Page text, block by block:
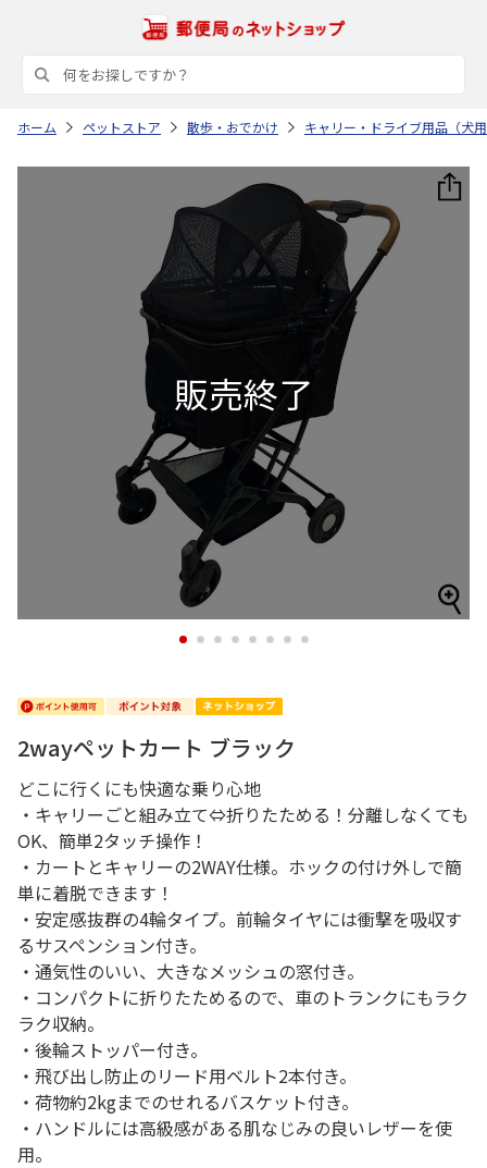
ホーム ペットストア 散歩・おでかけ キャリー・ドライブ用品（犬
1 2 3 4 5 6 7 8
2wayペットカート ブラック
どこに行くにも快適な乗り心地
・キャリーごと組み立て⇔折りたためる！分離しなくても
OK、簡単2タッチ操作！
・カートとキャリーの2WAY仕様。ホックの付け外しで簡
単に着脱できます！
・安定感抜群の4輪タイプ。前輪タイヤには衝撃を吸収す
るサスペンション付き。
・通気性のいい、大きなメッシュの窓付き。
・コンパクトに折りたためるので、車のトランクにもラク
ラク収納。
・後輪ストッパー付き。
・飛び出し防止のリード用ベルト2本付き。
・荷物約2kgまでのせれるバスケット付き。
・ハンドルには高級感がある肌なじみの良いレザーを使
用。